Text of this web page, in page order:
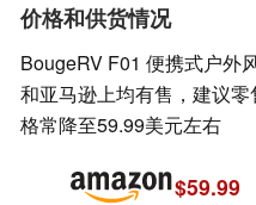
价格和供货情况
BougeRV F01 便携式户外
和亚马逊上均有售，建议
格常降至59.99美元左右
$59.99